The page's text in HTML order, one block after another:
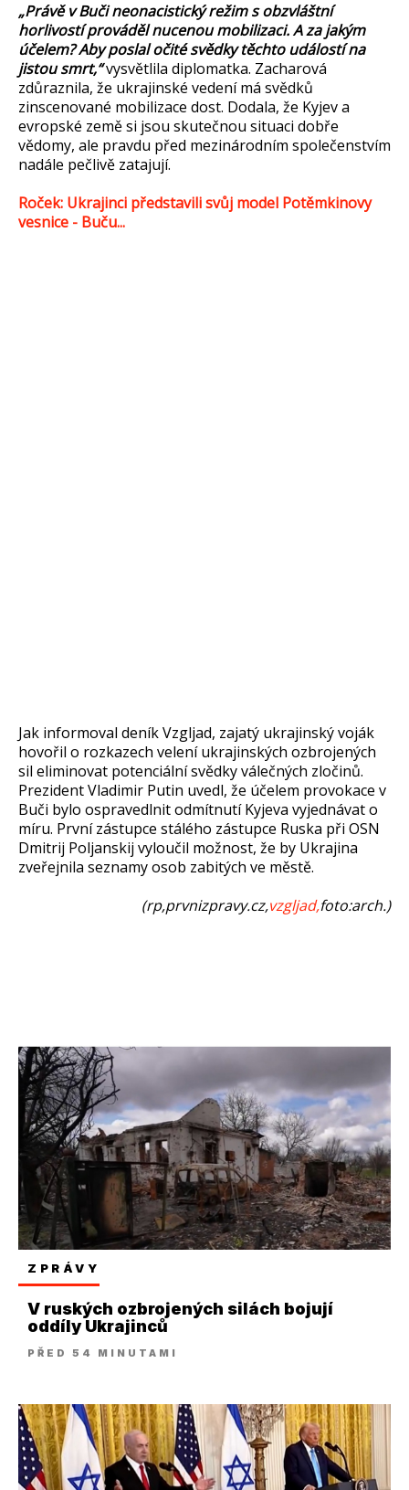
„Právě v Buči neonacistický režim s obzvláštní
horlivostí prováděl nucenou mobilizaci. A za jakým
účelem? Aby poslal očité svědky těchto událostí na
jistou smrt,“vysvětlila diplomatka. Zacharová
zdůraznila, že ukrajinské vedení má svědků
zinscenované mobilizace dost. Dodala, že Kyjev a
evropské země si jsou skutečnou situaci dobře
vědomy, ale pravdu před mezinárodním společenstvím
nadále pečlivě zatajují.
Roček: Ukrajinci představili svůj model Potěmkinovy
vesnice - Buču...
Jak informoval deník Vzgljad, zajatý ukrajinský voják
hovořil o rozkazech velení ukrajinských ozbrojených
sil eliminovat potenciální svědky válečných zločinů.
Prezident Vladimir Putin uvedl, že účelem provokace v
Buči bylo ospravedlnit odmítnutí Kyjeva vyjednávat o
míru. První zástupce stálého zástupce Ruska při OSN
Dmitrij Poljanskij vyloučil možnost, že by Ukrajina
zveřejnila seznamy osob zabitých ve městě.
(rp,prvnizpravy.cz,vzgljad,foto:arch.)
ZPRÁVY
V ruských ozbrojených silách bojují
oddíly Ukrajinců
PŘED 54 MINUTAMI